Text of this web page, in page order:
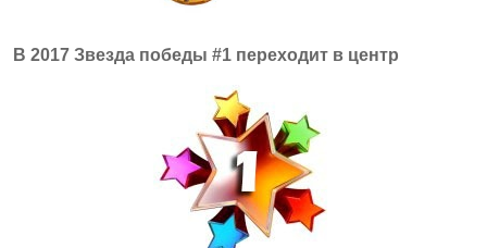
В 2017 Звезда победы #1 переходит в центр